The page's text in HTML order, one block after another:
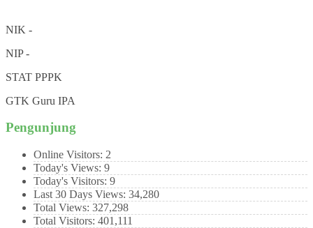
NIK -
NIP-
STAT PPPK
GTK Guru IPA
Pengunjung
Online Visitors: 2
Today's Views: 9
Today's Visitors: 9
Last 30 Days Views: 34,280
Total Views: 327,298
Total Visitors: 401,111